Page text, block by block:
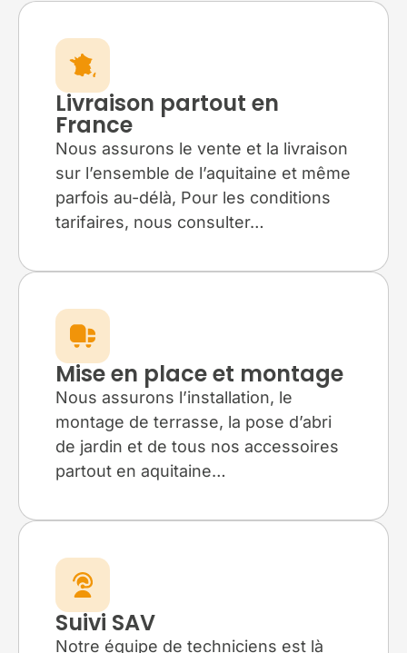
Livraison partout en
France
Nous assurons le vente et la livraison
sur l’ensemble de l’aquitaine et même
parfois au-délà, Pour les conditions
tarifaires, nous consulter…
Mise en place et montage
Nous assurons l’installation, le
montage de terrasse, la pose d’abri
de jardin et de tous nos accessoires
partout en aquitaine…
Suivi SAV
Notre équipe de techniciens est là